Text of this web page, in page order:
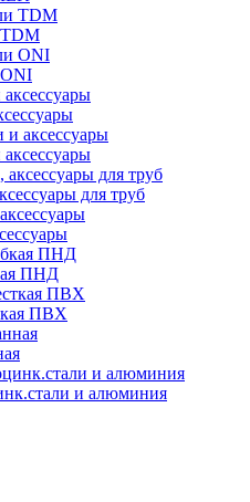
TDM
для труб
ПНД
ПВХ
и алюминия